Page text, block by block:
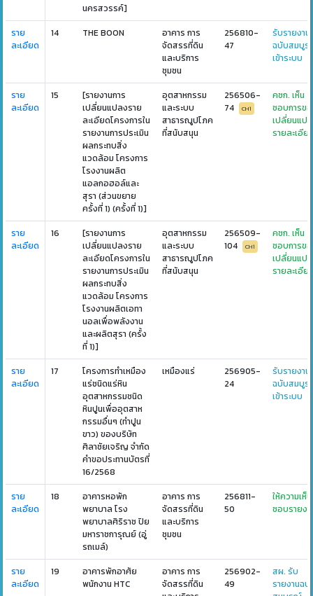
นครสวรรค์]
ราย
ละเอียด
14 THE BOON
อาคาร การ
จัดสรรที่ดิน
และบริการ
ชุมชน
256810-
47
รับรายงาน
ฉบับสมบู
เข้าระบบ
ราย
ละเอียด
15
[รายงานการ
เปลี่ยนแปลงราย
ละเอียดโครงการใน
รายงานการประเมิน
ผลกระทบสิ่ง
แวดล้อม โครงการ
โรงงานผลิต
แอลกอฮอล์และ
สุรา (ส่วนขยาย
ครั้งที่ 1) (ครั้งที่ 1)]
อุตสาหกรรม
และระบบ
สาธารณูปโภค
ที่สนับสนุน
256506-
74
CH1
คชก. เห็น
ชอบการขอ
เปลี่ยนแป
รายละเอีย
ราย
ละเอียด
16
[รายงานการ
เปลี่ยนแปลงราย
ละเอียดโครงการใน
รายงานการประเมิน
ผลกระทบสิ่ง
แวดล้อม โครงการ
โรงงานผลิตเอทา
นอลเพื่อพลังงาน
และผลิตสุรา (ครั้ง
ที่ 1)]
อุตสาหกรรม
และระบบ
สาธารณูปโภค
ที่สนับสนุน
256509-
104
CH1
คชก. เห็น
ชอบการขอ
เปลี่ยนแป
รายละเอีย
ราย
ละเอียด
17
โครงการทำเหมือง
แร่ชนิดแร่หิน
อุตสาหกรรมชนิด
หินปูนเพื่ออุตสาห
กรรมอื่นๆ (ทำปูน
ขาว) ของบริษัท
ศิลาชัยเจริญ จำกัด
คำขอประทานบัตรที่
16/2568
เหมืองแร่
256905-
24
รับรายงาน
ฉบับสมบู
เข้าระบบ
ราย
ละเอียด
18
อาคารหอพัก
พยาบาล โรง
พยาบาลศิริราช ปิย
มหาราชการุณย์ (อู่
รถเมล์)
อาคาร การ
จัดสรรที่ดิน
และบริการ
ชุมชน
256811-
50
ให้ความเห็น
ชอบรายงา
ราย
ละเอียด
19
อาคารพักอาศัย
พนักงาน HTC
อาคาร การ
จัดสรรที่ดิน
256902-
49
สผ. รับ
รายงานฉบั